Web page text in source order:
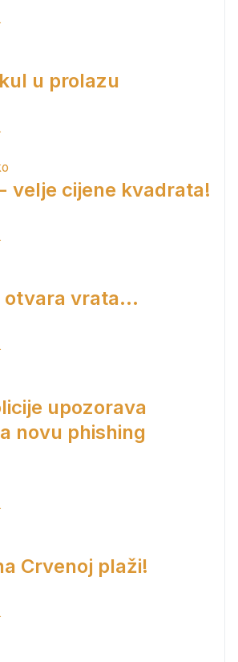
u prolazu
velje cijene kvadrata!
otvara vrata...
upozorava
novu phishing
Crvenoj plaži!